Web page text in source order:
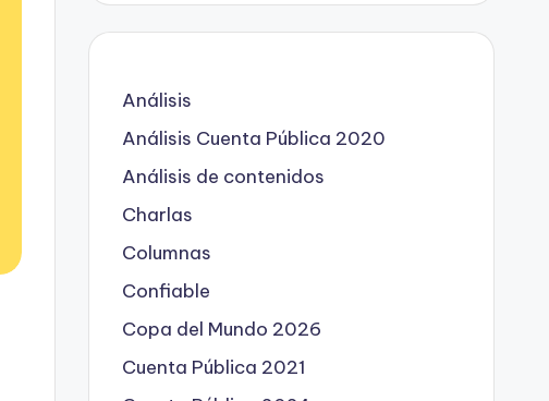
Análisis
Análisis Cuenta Pública 2020
Análisis de contenidos
Charlas
Columnas
Confiable
Copa del Mundo 2026
Cuenta Pública 2021